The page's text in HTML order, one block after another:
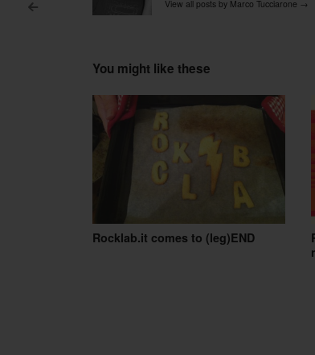
<
View all posts by Marco Tucciarone →
You might like these
Rocklab.it comes to (leg)END